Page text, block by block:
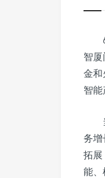
智
金和
智能
务增
拓展
能、